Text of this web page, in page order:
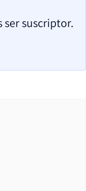
ser suscriptor.